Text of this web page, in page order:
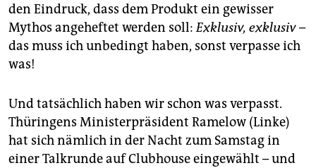
den Eindruck, dass dem Produkt ein gewisser
Mythos angeheftet werden soll:Exklusiv, exklusiv–
das muss ich unbedingt haben, sonst verpasse ich
was!
Und tatsächlich haben wir schon was verpasst.
Thüringens Ministerpräsident Ramelow (Linke)
hat sich nämlich in der Nacht zum Samstag in
einer Talkrunde auf Clubhouse eingewählt – und